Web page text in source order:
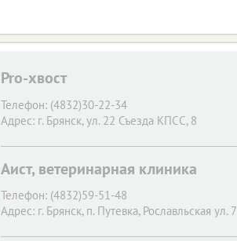
Pro-хвост
Телефон: (4832)30-22-34
Адрес: г. Брянск, ул. 22 Съезда КПСС, 8
Аист, ветеринарная клиника
Телефон: (4832)59-51-48
Адрес: г. Брянск, п. Путевка, Рославльская ул. 7